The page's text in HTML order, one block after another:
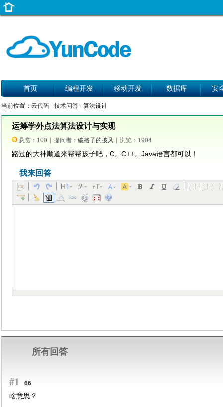
首页 编程开发 移动开发 数据库 安
当前位置： 云代码 - 技术问答 - 算法设计
运筹学外点法算法设计与实现
悬赏：100 提问者： 破格子的披风 浏览：1904
路过的大神顺道来帮帮孩子吧，C、C++、Java语言都可以！
我来回答
所有回答
#1 66
啥意思？